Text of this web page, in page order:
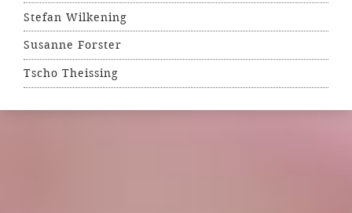
Stefan Wilkening
Susanne Forster
Tscho Theissing